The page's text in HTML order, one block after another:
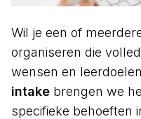
Wil je een of
organiseren die
wensen en
intake brengen we
specifieke behoeften